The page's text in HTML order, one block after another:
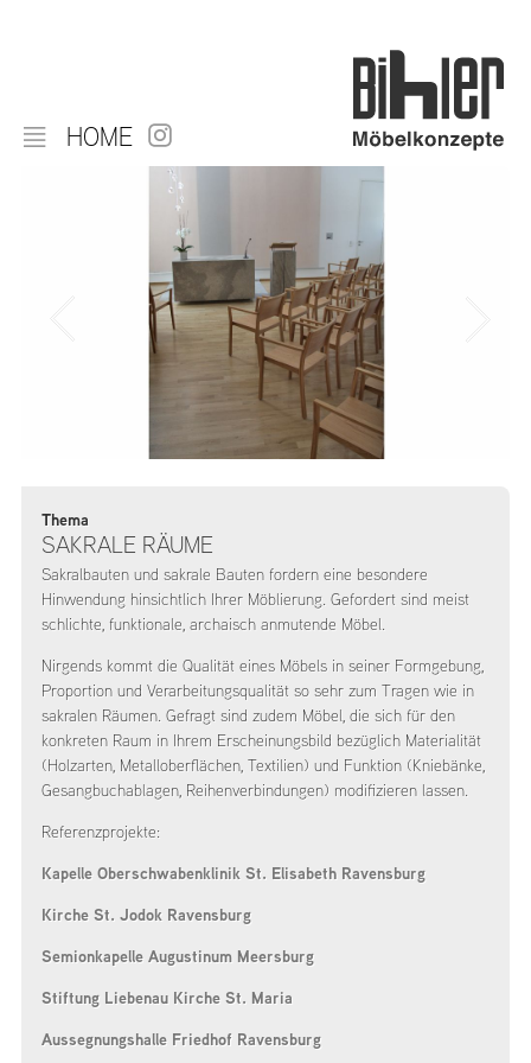
HOME
Thema
SAKRALE RÄUME
Sakralbauten und sakrale Bauten fordern eine besondere
Hinwendung hinsichtlich Ihrer Möblierung. Gefordert sind meist
schlichte, funktionale, archaisch anmutende Möbel.
Nirgends kommt die Qualität eines Möbels in seiner Formgebung,
Proportion und Verarbeitungsqualität so sehr zum Tragen wie in
sakralen Räumen. Gefragt sind zudem Möbel, die sich für den
konkreten Raum in Ihrem Erscheinungsbild bezüglich Materialität
(Holzarten, Metalloberflächen, Textilien) und Funktion (Kniebänke,
Gesangbuchablagen, Reihenverbindungen) modifizieren lassen.
Referenzprojekte:
Kapelle Oberschwabenklinik St. Elisabeth Ravensburg
Kirche St. Jodok Ravensburg
Semionkapelle Augustinum Meersburg
Stiftung Liebenau Kirche St. Maria
Aussegnungshalle Friedhof Ravensburg